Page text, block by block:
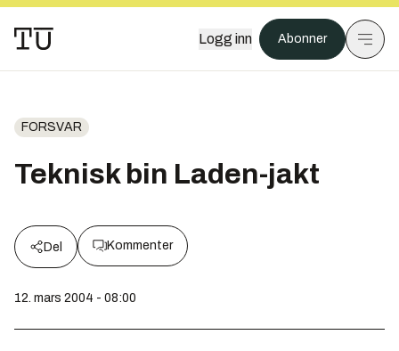
Logg inn Abonner
FORSVAR
Teknisk bin Laden-jakt
Del Kommenter
12. mars 2004 - 08:00